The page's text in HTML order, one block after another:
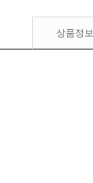
상품정보